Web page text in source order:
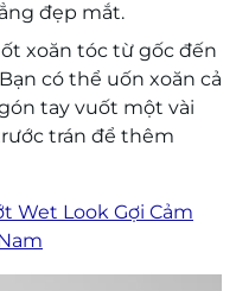
đẹp mắt.
xoăn tóc từ gốc đến
có thể uốn xoăn cả
tay vuốt một vài
trán để thêm
Wet Look Gợi Cảm